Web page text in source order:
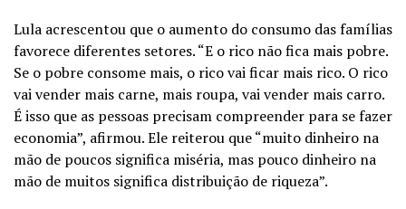
Lula acrescentou que o aumento do consumo das famílias
favorece diferentes setores. “E o rico não fica mais pobre.
Se o pobre consome mais, o rico vai ficar mais rico. O rico
vai vender mais carne, mais roupa, vai vender mais carro.
É isso que as pessoas precisam compreender para se fazer
economia”, afirmou. Ele reiterou que “muito dinheiro na
mão de poucos significa miséria, mas pouco dinheiro na
mão de muitos significa distribuição de riqueza”.